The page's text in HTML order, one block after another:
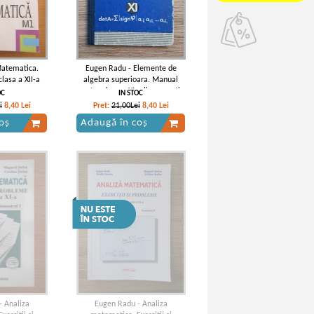
a XII-a
8,40 Lei
Eugen Radu - Elemente de
algebra superioara. Manual
pentru clasa a XI-a liceu, sectia
reala si anul III licee de
specialitate
IN STOC
Pret:21,00Lei 8,40 Lei
Adaugă în coș
Analiza
Eugen Radu - Analiza